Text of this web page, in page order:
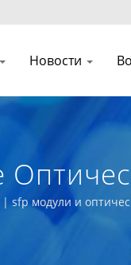
Новости
sfp модули и